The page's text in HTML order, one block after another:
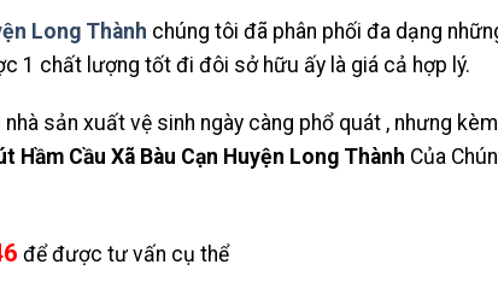
Long Thành chúng tôi đã phân phối đa dạng
1 chất lượng tốt đi đôi sở hữu ấy là giá cả hợp lý.
sản xuất vệ sinh ngày càng phổ quát , nhưng
Hầm Cầu Xã Bàu Cạn Huyện Long Thành Của
để được tư vấn cụ thể